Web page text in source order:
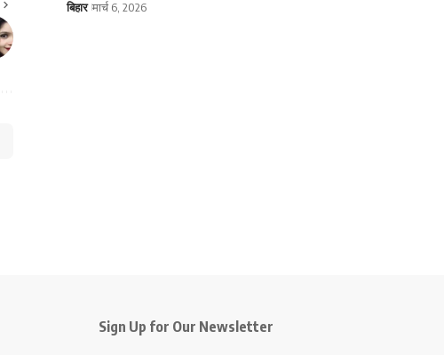
बिहार मार्च 6, 2026
Sign Up for Our Newsletter